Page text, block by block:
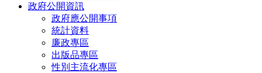
政府公開資訊
政府應公開事項
統計資料
廉政專區
出版品專區
性別主流化專區